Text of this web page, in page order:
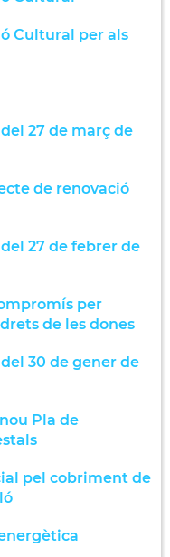
Cultural per als
27 de març de
de renovació
27 de febrer de
per
de les dones
30 de gener de
Pla de
pel cobriment de